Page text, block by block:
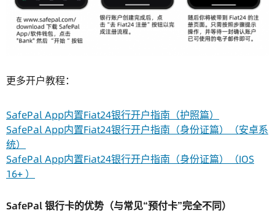
更多开户教程：
SafePal App内置Fiat24银行开户指南（护照篇）
SafePal App内置Fiat24银行开户指南（身份证篇）（安卓系
统）
SafePal App内置Fiat24银行开户指南（身份证篇）（IOS
16+ ）
SafePal 银行卡的优势（与常见“预付卡”完全不同）